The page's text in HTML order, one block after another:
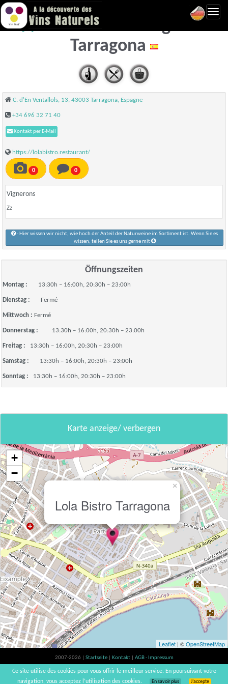
Lola Bistro Tarragona -
Tarragona
C. d'En Ventallols, 13, 43003 Tarragona, Espagne
+34 696 32 71 40
Kontakt per E-Mail
https://lolabistro.restaurant/
0 0
Vignerons
Zz
- Hier wissen wir nicht, wie hoch der Anteil der Naturweine im Sortiment ist. Wenn Sie es
wissen, teilen Sie es uns gerne mit
Öffnungszeiten
Montag : 13:30h – 16:00h, 20:30h – 23:00h
Dienstag : Fermé
Mittwoch : Fermé
Donnerstag : 13:30h – 16:00h, 20:30h – 23:00h
Freitag : 13:30h – 16:00h, 20:30h – 23:00h
Samstag : 13:30h – 16:00h, 20:30h – 23:00h
Sonntag : 13:30h – 16:00h, 20:30h – 23:00h
Karte anzeige/ verbergen
Lola Bistro Tarragona
×
+
−
Leaflet | ©OpenStreetMap
2007-2026 | Startseite Kontakt
AGB - Impressum
Der Verzehr von Alkohol ist gesundheitsschädlich, Verzehr in Maßen empfohlen |
vinsnaturels | v3.12
Ce site utilise des cookies pour vous offrir le meilleur service. En poursuivant votre
navigation, vous acceptez l’utilisation des cookies.
En savoir plus J’accepte